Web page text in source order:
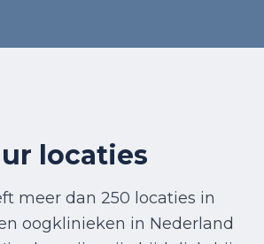
locaties
meer dan 250 locaties in
oogklinieken in Nederland